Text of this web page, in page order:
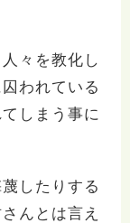
々を教化し
われている
しまう事に
したりする
んとは言え